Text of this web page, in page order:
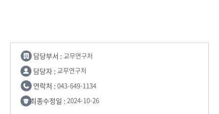
담당부서 : 교무연구처
담당자 : 교무연구처
연락처 : 043-649-1134
최종수정일 : 2024-10-26